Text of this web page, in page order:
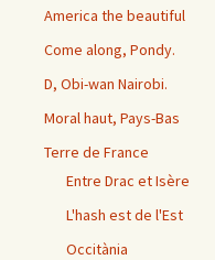
America the beautiful
Come along, Pondy.
D, Obi-wan Nairobi.
Moral haut, Pays-Bas
Terre de France
Entre Drac et Isère
L'hash est de l'Est
Occitània